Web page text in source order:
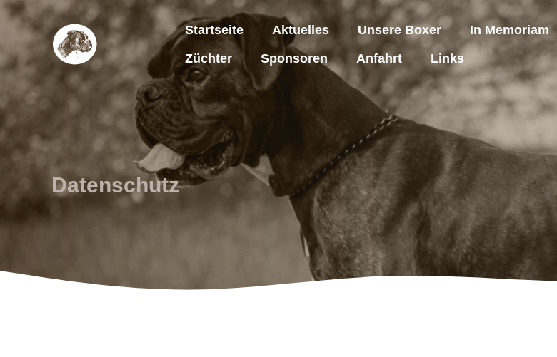
Zum
Inhalt
Startseite Aktuelles Unsere Boxer In Memoriam
Züchter
Sponsoren Anfahrt Links
Datenschutz